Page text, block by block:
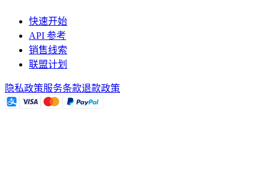
快速开始
API 参考
销售线索
联盟计划
隐私政策服务条款退款政策